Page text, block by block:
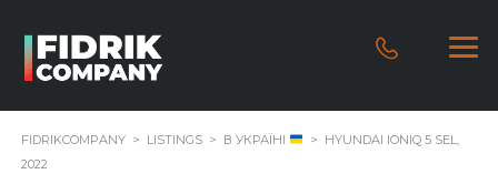
FIDRIKCOMPANY > LISTINGS > В УКРАЇНІ > HYUNDAI IONIQ 5 SEL,
2022